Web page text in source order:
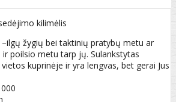
kilimėlis
žygių bei taktinių pratybų metu ar
poilsio metu tarp jų. Sulankstytas
kuprinėje ir yra lengvas, bet gerai Jus